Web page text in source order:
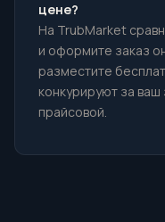
цене?
На TrubMarket
и оформите заказ
разместите
конкурируют за
прайсовой.